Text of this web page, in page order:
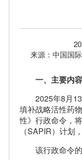
来源：中国国
一、主要内容
2025年8月
填补战略活性药
性》行政命令，
（SAPIR）计划
该行政命令